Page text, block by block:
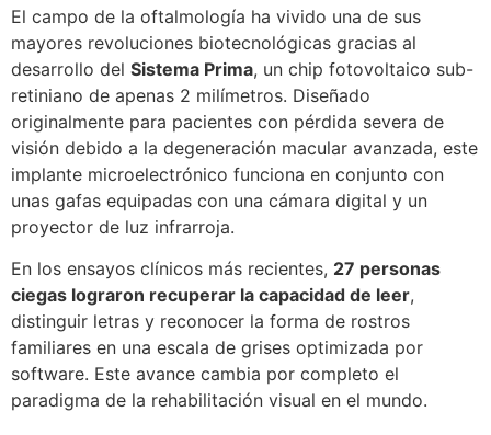
El campo de la oftalmología ha vivido una de sus
mayores revoluciones biotecnológicas gracias al
desarrollo del Sistema Prima, un chip fotovoltaico sub-
retiniano de apenas 2 milímetros. Diseñado
originalmente para pacientes con pérdida severa de
visión debido a la degeneración macular avanzada, este
implante microelectrónico funciona en conjunto con
unas gafas equipadas con una cámara digital y un
proyector de luz infrarroja.
En los ensayos clínicos más recientes, 27 personas
ciegas lograron recuperar la capacidad de leer,
distinguir letras y reconocer la forma de rostros
familiares en una escala de grises optimizada por
software. Este avance cambia por completo el
paradigma de la rehabilitación visual en el mundo.